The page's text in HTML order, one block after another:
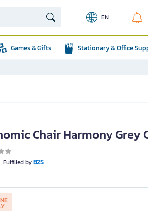
EN
Games & Gifts Stationary & Office
Chair Harmony Grey
Fulfilled byB2S